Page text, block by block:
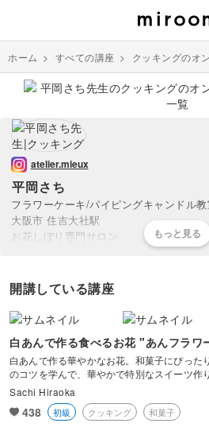
ホーム > すべての講座 > クッキングのオ
平岡さち
atelier.mieux
フラワーケーキ/パイピングキャンドル
大阪市 住吉大社駅
お花しぼり専門サロン
atelier mieux（アトリエミュー）を主宰
あんこ、クリーム、石鹸、キャンドルを
に変身させる技術とふんわり可愛い独自
ファンが国内に留まらず海外からもレッ
また100名を超える卒業生を輩出した自
け講座も開催。「好きを仕事に♡」SNS
など多方面で活躍中。
書籍に作品提供
開講している講座
白あんで作る食べるお花 "あんフラワ
白あんで作る華やかなお花。和菓子にぴった
のコツを学んで、華やかで特別なスイーツ作り
Sachi Hiraoka
438 初級 クッキング 和菓子